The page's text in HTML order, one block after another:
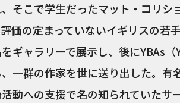
そこで学生だったマット・コリシ
価の定まっていないイギリスの若
ギャラリーで展示し、後にYBAs
一群の作家を世に送り出した。有
動への支援で名の知られていたサ